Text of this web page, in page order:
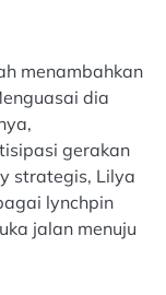
menambahkan
dia
gerakan
strategis, Lilya
lynchpin
jalan menuju